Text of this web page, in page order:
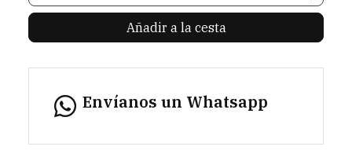
Añadir a la cesta
Envíanos un Whatsapp